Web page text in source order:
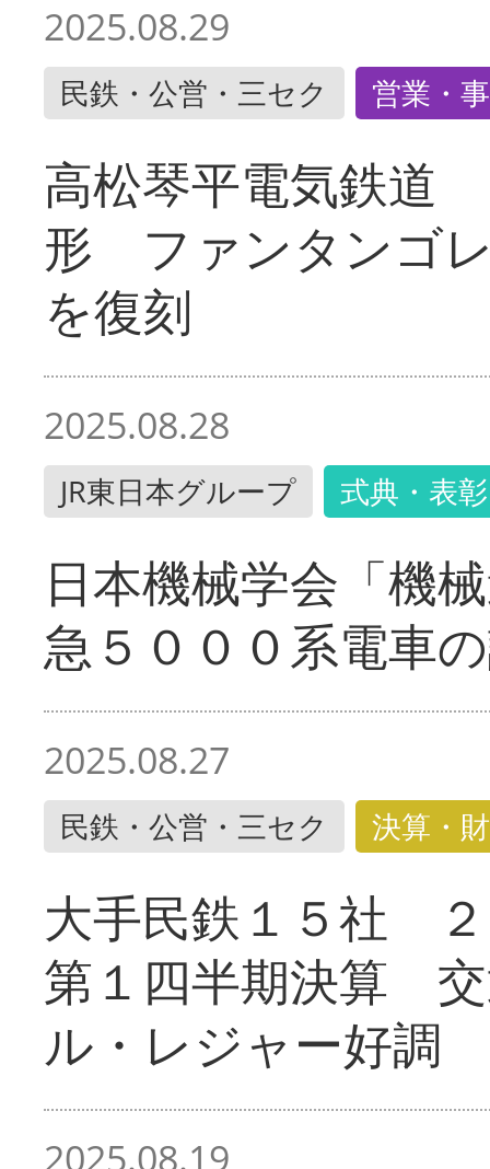
2025.08.29
民鉄・公営・三セク 営業・
高松琴平電気鉄道
形 ファンタンゴ
を復刻
2025.08.28
JR東日本グループ 式典・表彰
日本機械学会「機
急５０００系電車
2025.08.27
民鉄・公営・三セク 決算・
大手民鉄１５社
第１四半期決算
ル・レジャー好調
2025.08.19